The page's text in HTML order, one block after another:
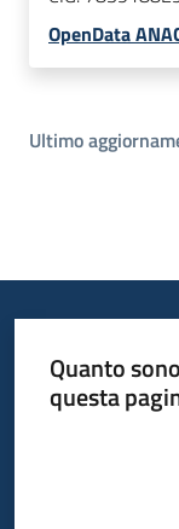
OpenData
Ultimo
Quanto
questa